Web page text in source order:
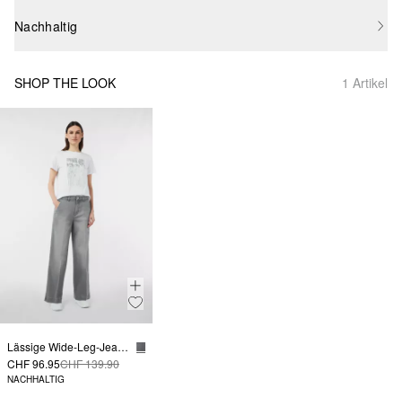
Nachhaltig
SHOP THE LOOK 1 Artikel
Lässige Wide-Leg-Jeans im Loose Fit
CHF 96.95CHF 139.90
NACHHALTIG